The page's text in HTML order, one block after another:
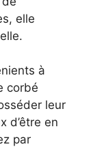
elle
à
corbé
leur
d’être en
par